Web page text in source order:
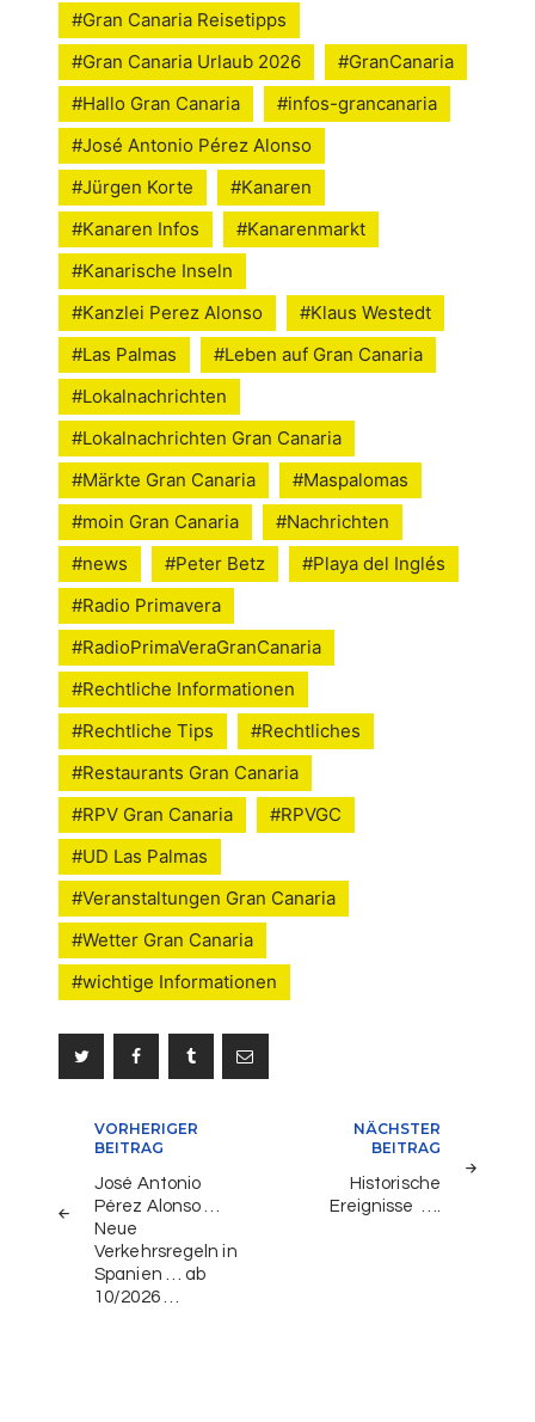
#Gran Canaria Reisetipps
#Gran Canaria Urlaub 2026
#GranCanaria
#Hallo Gran Canaria
#infos-grancanaria
#José Antonio Pérez Alonso
#Jürgen Korte
#Kanaren
#Kanaren Infos
#Kanarenmarkt
#Kanarische Inseln
#Kanzlei Perez Alonso
#Klaus Westedt
#Las Palmas
#Leben auf Gran Canaria
#Lokalnachrichten
#Lokalnachrichten Gran Canaria
#Märkte Gran Canaria
#Maspalomas
#moin Gran Canaria
#Nachrichten
#news
#Peter Betz
#Playa del Inglés
#Radio Primavera
#RadioPrimaVeraGranCanaria
#Rechtliche Informationen
#Rechtliche Tips
#Rechtliches
#Restaurants Gran Canaria
#RPV Gran Canaria
#RPVGC
#UD Las Palmas
#Veranstaltungen Gran Canaria
#Wetter Gran Canaria
#wichtige Informationen
Beitragsnavigation
VORHERIGER
BEITRAG
José Antonio
Pérez Alonso …
Neue
Verkehrsregeln in
Spanien … ab
10/2026 …
NÄCHSTER
BEITRAG
Historische
Ereignisse ….